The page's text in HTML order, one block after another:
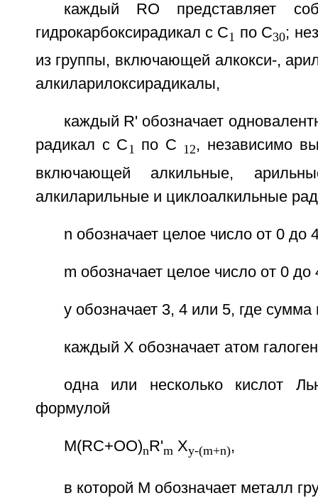
каждый RO представляет
гидрокарбоксирадикал с C1 по С30;
из группы, включающей алкокси-,
алкиларилоксирадикалы,
каждый R' обозначает
радикал с C1 по С 12, независимо
включающей алкильные,
алкиларильные и циклоалкильные
n обозначает целое число от 0 до
m обозначает целое число от 0 до
y обозначает 3, 4 или 5, где
каждый X обозначает атом
одна или несколько кислот
формулой
M(RC+OO)nR'm Xy-(m+n),
в которой М обозначает металл